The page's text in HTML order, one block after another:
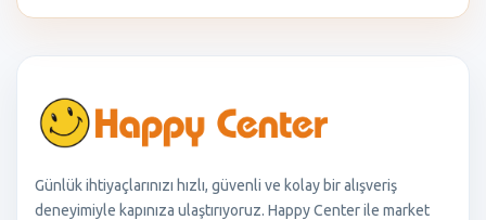
Günlük ihtiyaçlarınızı hızlı, güvenli ve kolay bir alışveriş
deneyimiyle kapınıza ulaştırıyoruz. Happy Center ile market